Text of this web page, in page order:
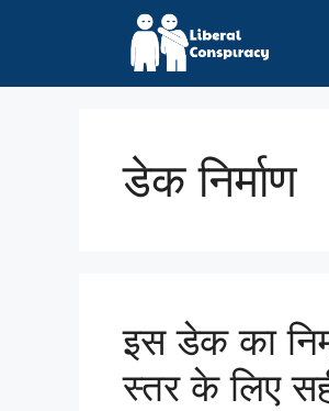
डेक निर्माण
इस डेक का
स्तर के लिए